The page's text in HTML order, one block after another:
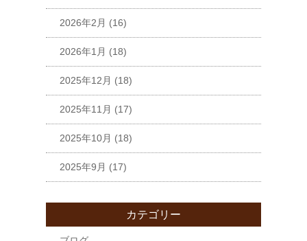
2026年2月 (16)
2026年1月 (18)
2025年12月 (18)
2025年11月 (17)
2025年10月 (18)
2025年9月 (17)
カテゴリー